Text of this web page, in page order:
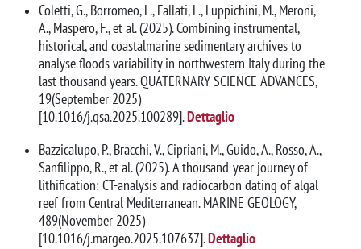
Coletti, G., Borromeo, L., Fallati, L., Luppichini, M., Meroni,
A., Maspero, F., et al. (2025). Combining instrumental,
historical, and coastalmarine sedimentary archives to
analyse floods variability in northwestern Italy during the
last thousand years. QUATERNARY SCIENCE ADVANCES,
19(September 2025)
[10.1016/j.qsa.2025.100289].Dettaglio
Bazzicalupo, P., Bracchi, V., Cipriani, M., Guido, A., Rosso, A.,
Sanfilippo, R., et al. (2025). A thousand-year journey of
lithification: CT-analysis and radiocarbon dating of algal
reef from Central Mediterranean. MARINE GEOLOGY,
489(November 2025)
[10.1016/j.margeo.2025.107637].Dettaglio